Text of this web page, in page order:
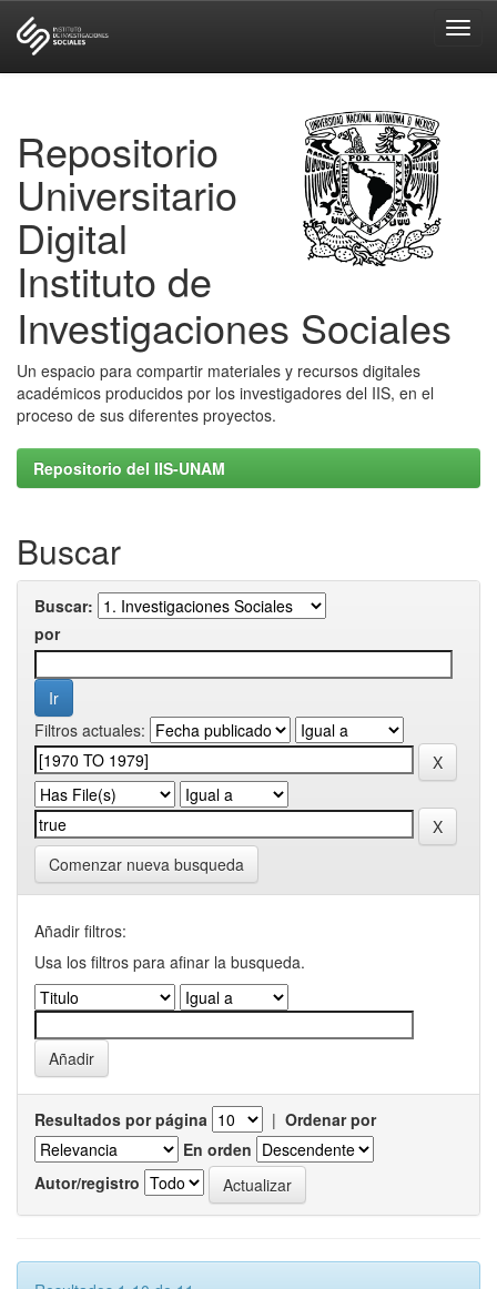
Repositorio
Universitario
Digital
Instituto de
Investigaciones Sociales
Un espacio para compartir materiales y recursos digitales
académicos producidos por los investigadores del IIS, en el
proceso de sus diferentes proyectos.
Repositorio del IIS-UNAM
Buscar
Buscar:
por
Filtros actuales:
Comenzar nueva busqueda
Añadir filtros:
Usa los filtros para afinar la busqueda.
Resultados por página | Ordenar por
En orden
Autor/registro